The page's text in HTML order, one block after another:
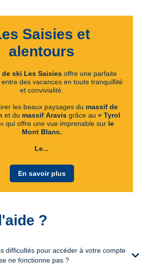
Saisies et
alentours
ski Les Saisiesoffre une parfaite
des vacances en toute tranquillité
et convivialité.
les beaux paysages du massif de
et du massif Aravisgrâce au « Tyrol
» qui offre une vue imprenable sur le
Mont Blanc.
Le...
En savoir plus
?
difficultés pour accéder à votre compte
ne fonctionne pas ?
expand_more